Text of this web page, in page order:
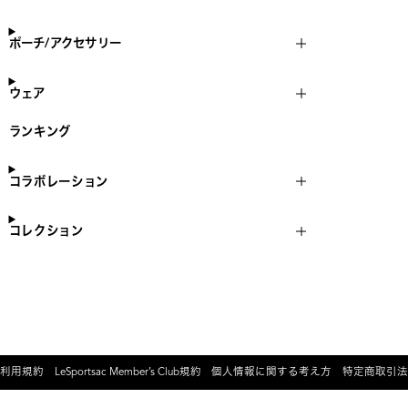
ポーチ/アクセサリー
ウェア
ランキング
コラボレーション
コレクション
利用規約 LeSportsac Member’s Club規約 個人情報に関する考え方 特定商取引